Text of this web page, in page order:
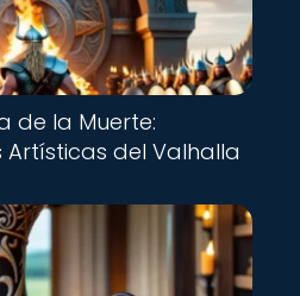
de la Muerte:
del Valhalla